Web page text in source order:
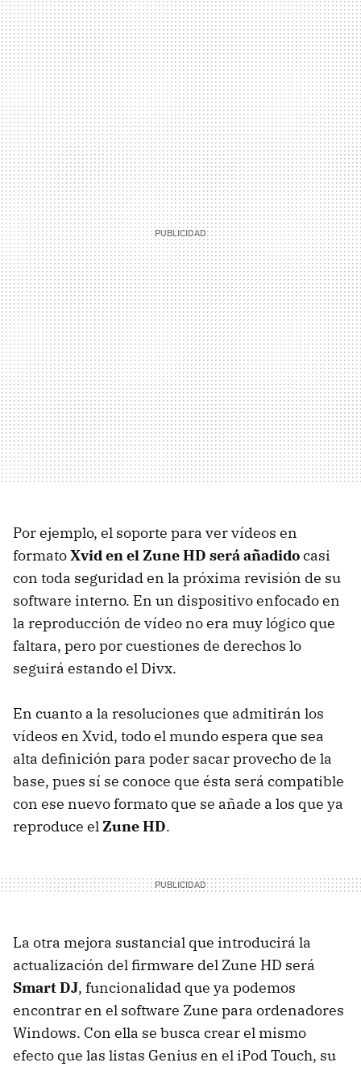
Por ejemplo, el soporte para ver vídeos en
formatoXvid en el Zune HD será añadidocasi
con toda seguridad en la próxima revisión de su
software interno. En un dispositivo enfocado en
la reproducción de vídeo no era muy lógico que
faltara, pero por cuestiones de derechos lo
seguirá estando el Divx.
En cuanto a la resoluciones que admitirán los
vídeos en Xvid, todo el mundo espera que sea
alta definición para poder sacar provecho de la
base, pues sí se conoce que ésta será compatible
con ese nuevo formato que se añade a los que ya
reproduce elZune HD.
La otra mejora sustancial que introducirá la
actualización del firmware del Zune HD será
Smart DJ, funcionalidad que ya podemos
encontrar en el software Zune para ordenadores
Windows. Con ella se busca crear el mismo
efecto que las listas Genius en el iPod Touch, su